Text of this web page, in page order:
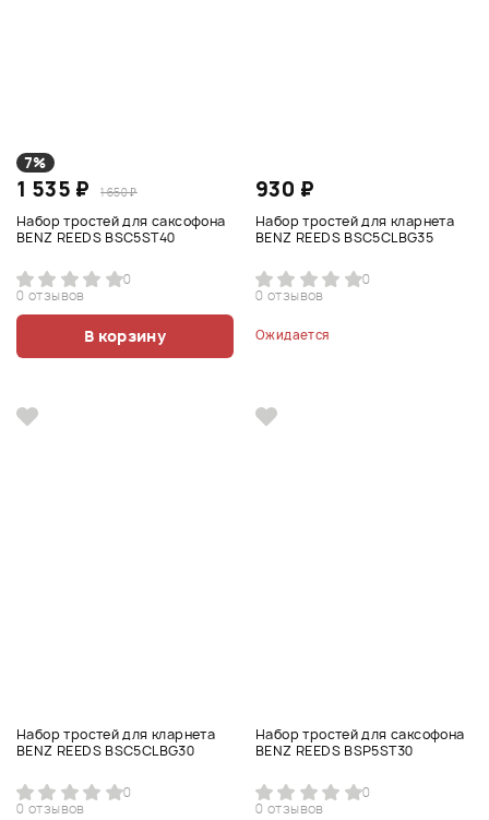
7%
1 535 ₽ 1 650 ₽
Набор тростей для саксофона
BENZ REEDS BSC5ST40
0
0 отзывов
В корзину
930 ₽
Набор тростей для кларнета
BENZ REEDS BSC5CLBG35
0
0 отзывов
Ожидается
Набор тростей для кларнета
BENZ REEDS BSC5CLBG30
0
0 отзывов
Набор тростей для саксофона
BENZ REEDS BSP5ST30
0
0 отзывов